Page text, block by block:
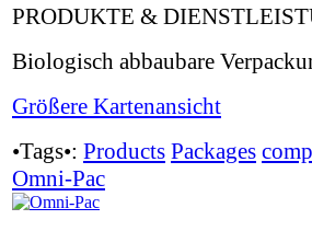
PRODUKTE &
Biologisch abbaubare
Größere Kartenansicht
•Tags•: Products Packages
Omni-Pac